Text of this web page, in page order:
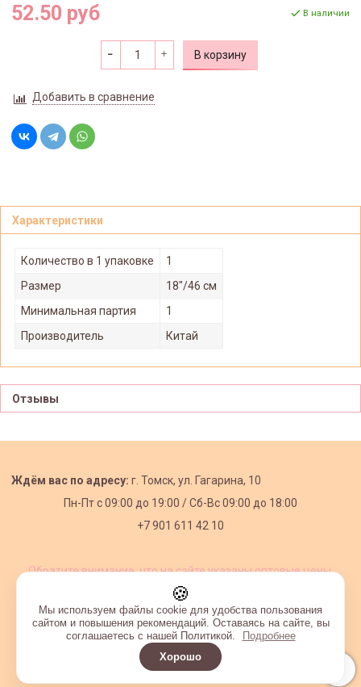
52.50 руб В наличии
В корзину
Добавить в сравнение
Характеристики
Количество в 1 упаковке
1
Размер
18"/46 см
Минимальная партия
1
Производитель
Китай
Отзывы
Ждём вас по адресу: г. Томск, ул. Гагарина, 10
Пн-Пт с09:00 до 19:00 /Сб-Вс 09:00 до 18:00
+7 901 611 42 10
Обратите внимание, что на сайте указаны оптовые цены,
Интернет-магазин создан на InSales
🍪
Мы используем файлы cookie для удобства пользования
сайтом и повышения рекомендаций. Оставаясь на сайте, вы
соглашаетесь с нашей Политикой.
Подробнее
Хорошо